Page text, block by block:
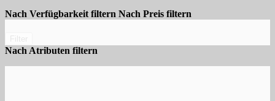
Nach Verfügbarkeit filtern Nach Preis filtern
Nach Atributen filtern